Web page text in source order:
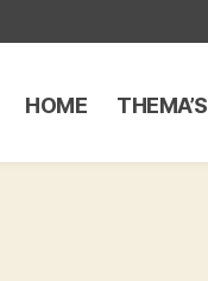
HOME THEMA’S